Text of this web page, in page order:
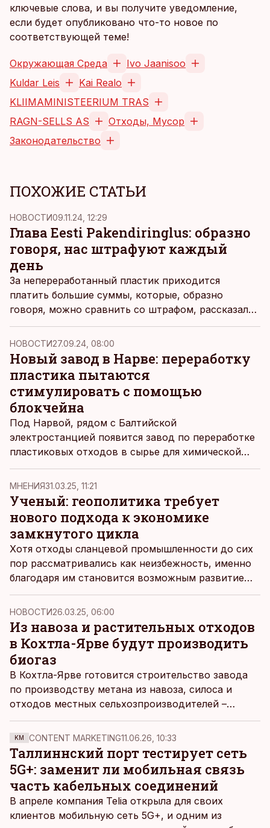
ключевые слова, и вы получите уведомление,
если будет опубликовано что-то новое по
соответствующей теме!
Окружающая Среда
Ivo Jaanisoo
Kuldar Leis
Kai Realo
KLIIMAMINISTEERIUM TRAS
RAGN-SELLS AS
Отходы, Мусор
Законодательство
ПОХОЖИЕ СТАТЬИ
НОВОСТИ09.11.24, 12:29
Глава Eesti Pakendiringlus: образно
говоря, нас штрафуют каждый
день
За непереработанный пластик приходится
платить большие суммы, которые, образно
говоря, можно сравнить со штрафом, рассказал
руководитель Eesti Pakendiringlus Альдер
Харкманн.
НОВОСТИ27.09.24, 08:00
Новый завод в Нарве: переработку
пластика пытаются
стимулировать с помощью
блокчейна
Под Нарвой, рядом с Балтийской
электростанцией появится завод по переработке
пластиковых отходов в сырье для химической
промышленности. Через три года при поддержке
TalTech и Фонда справедливого перехода должна
быть запущена пилотная пиролизная установка,
после нее – полномасштабная.
MНЕНИЯ31.03.25, 11:21
Ученый: геополитика требует
нового подхода к экономике
замкнутого цикла
Хотя отходы сланцевой промышленности до сих
пор рассматривались как неизбежность, именно
благодаря им становится возможным развитие
долгосрочного, устойчивого и
конкурентоспособного сектора, приносящего
дополнительную экономическую ценность,
пишетэксперт по минеральному сырью
Института геологии TalTech и член Базовой
лаборатории экономики замкнутого цикла
Хинтс.
НОВОСТИ26.03.25, 06:00
Из навоза и растительных отходов
в Кохтла-Ярве будут производить
биогаз
В Кохтла-Ярве готовится строительство завода
по производству метана из навоза, силоса и
отходов местных сельхозпроизводителей –
ботвы, соломы, испорченного урожая. Все это
будут доставлять на переработку на грузовиках,
которые сами будут потреблять в качестве
топлива биометан.
KM CONTENT MARKETING11.06.26, 10:33
Таллиннский порт тестирует сеть
5G+: заменит ли мобильная связь
часть кабельных соединений
В апреле компания Telia открыла для своих
клиентов мобильную сеть 5G+, и одним из